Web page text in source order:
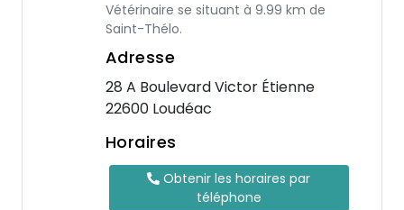
Vétérinaire se situant à 9.99 km de
Saint-Thélo.
Adresse
28 A Boulevard Victor Étienne
22600 Loudéac
Horaires
Obtenir les horaires par
téléphone